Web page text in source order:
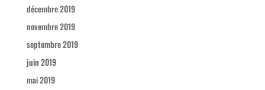
décembre 2019
novembre 2019
septembre 2019
juin 2019
mai 2019